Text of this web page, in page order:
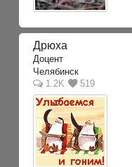
Дрюха
Доцент
Челябинск
1.2K
519